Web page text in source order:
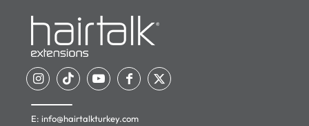
E: info@hairtalkturkey.com